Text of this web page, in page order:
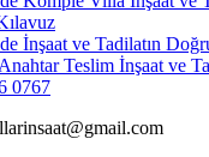
İnşaat ve Tadilatın
Teslim İnşaat ve
0767